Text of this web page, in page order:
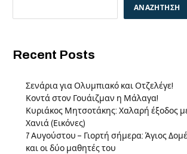
ΑΝΑΖΉΤΗΣΗ
Recent Posts
Σενάρια για Ολυμπιακό και Οτζελέγε!
Κοντά στον Γουάιζμαν η Μάλαγα!
Κυριάκος Μητσοτάκης: Χαλαρή έξοδος
Χανιά (Εικόνες)
7 Αυγούστου – Γιορτή σήμερα: Άγιος
και οι δύο μαθητές του